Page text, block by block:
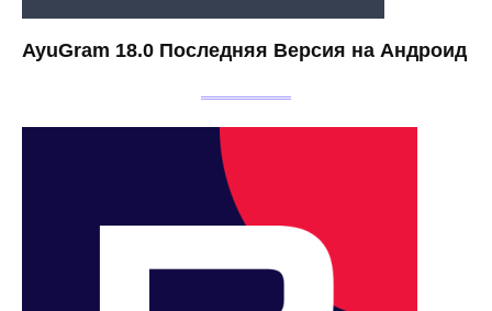
AyuGram 18.0 Последняя Версия на Андроид